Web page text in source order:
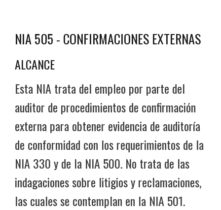
NIA 505 - CONFIRMACIONES EXTERNAS
ALCANCE
Esta NIA trata del empleo por parte del
auditor de procedimientos de confirmación
externa para obtener evidencia de auditoría
de conformidad con los requerimientos de la
NIA 330 y de la NIA 500. No trata de las
indagaciones sobre litigios y reclamaciones,
las cuales se contemplan en la NIA 501.